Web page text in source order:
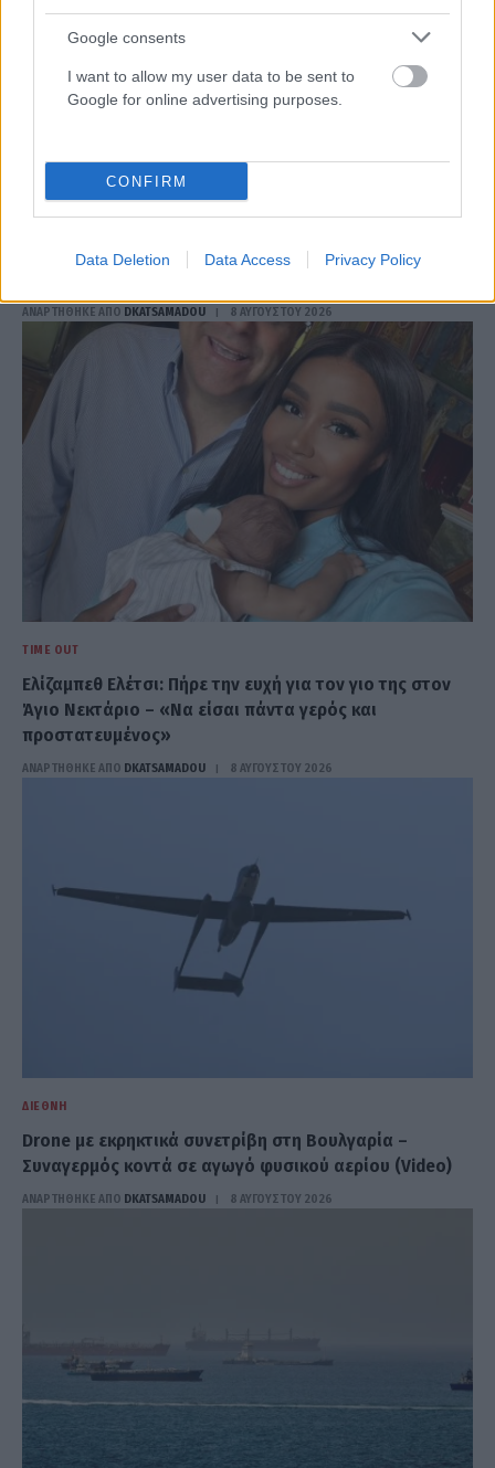
Google consents
I want to allow my user data to be sent to
Google for online advertising purposes.
CONFIRM
Data Deletion Data Access Privacy Policy
ΑΣΤΥΝΟΜΙΚΆ
Αθηνών – Σουνίου: Ακόμη μία αναστροφή, ακόμη ένα
ΑΝΑΡΤΗΘΗΚΕ ΑΠΟ DKATSAMADOU 8 ΑΥΓΟΎΣΤΟΥ 2026
TIME OUT
Ελίζαμπεθ Ελέτσι: Πήρε την ευχή για τον γιο της στον
Άγιο Νεκτάριο – «Να είσαι πάντα γερός και
προστατευμένος»
ΑΝΑΡΤΗΘΗΚΕ ΑΠΟ DKATSAMADOU 8 ΑΥΓΟΎΣΤΟΥ 2026
ΔΙΕΘΝΉ
Drone με εκρηκτικά συνετρίβη στη Βουλγαρία –
Συναγερμός κοντά σε αγωγό φυσικού αερίου (Video)
ΑΝΑΡΤΗΘΗΚΕ ΑΠΟ DKATSAMADOU 8 ΑΥΓΟΎΣΤΟΥ 2026